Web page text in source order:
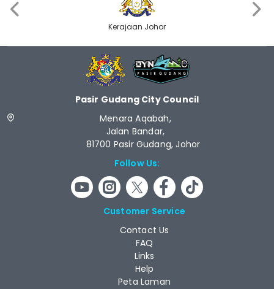
Kerajaan Johor
Pasir Gudang City Council
Menara Aqabah,
Jalan Bandar,
81700 Pasir Gudang, Johor
Follow Us:
Customer Service
Contact Us
FAQ
Links
Help
Peta Laman